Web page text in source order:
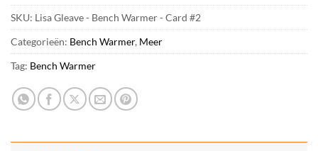
SKU: Lisa Gleave - Bench Warmer - Card #2
Categorieën: Bench Warmer, Meer
Tag: Bench Warmer